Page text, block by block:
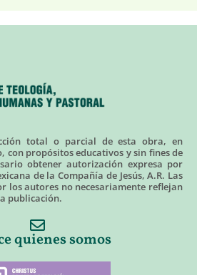
total o parcial de esta obra, en
con propósitos educativos y sin fines de
obtener autorización expresa por
de la Compañía de Jesús, A.R. Las
los autores no necesariamente reflejan
publicación.
quienes somos